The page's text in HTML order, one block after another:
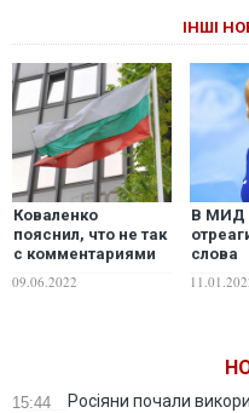
ІНШІ
Коваленко
пояснил, что не так
с комментариями
позиции Болгарии
09.06.2022
В МИД
слова
15:44
Росіяни почали